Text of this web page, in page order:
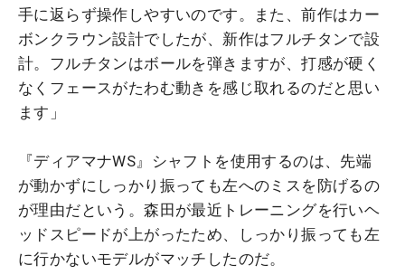
手に返らず操作しやすいのです。また、前作はカー
ボンクラウン設計でしたが、新作はフルチタンで設
計。フルチタンはボールを弾きますが、打感が硬く
なくフェースがたわむ動きを感じ取れるのだと思い
ます」
『ディアマナWS』シャフトを使用するのは、先端
が動かずにしっかり振っても左へのミスを防げるの
が理由だという。森田が最近トレーニングを行いヘ
ッドスピードが上がったため、しっかり振っても左
に行かないモデルがマッチしたのだ。